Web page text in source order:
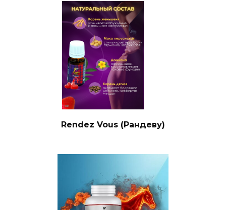
Rendez Vous (Рандеву)